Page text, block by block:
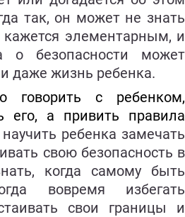
так, он может не знать
элементарным, и
о безопасности может
даже жизнь ребенка.
говорить с ребенком,
его, а привить правила
научить ребенка замечать
свою безопасность в
когда самому быть
вовремя избегать
свои границы и